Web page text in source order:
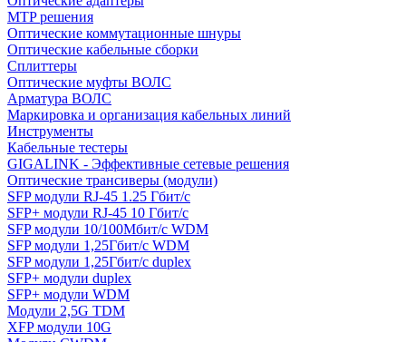
MTP решения
Оптические коммутационные шнуры
Оптические кабельные сборки
Сплиттеры
Оптические муфты ВОЛС
Арматура ВОЛС
Маркировка и организация кабельных линий
Инструменты
Кабельные тестеры
GIGALINK - Эффективные сетевые решения
Оптические трансиверы (модули)
SFP модули RJ-45 1.25 Гбит/c
SFP+ модули RJ-45 10 Гбит/c
SFP модули 10/100Мбит/с WDM
SFP модули 1,25Гбит/с WDM
SFP модули 1,25Гбит/с duplex
SFP+ модули duplex
SFP+ модули WDM
Модули 2,5G TDM
XFP модули 10G